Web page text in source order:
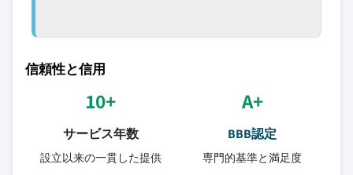
信頼性と信用
10+
サービス年数
設立以来の一貫した提供
A+
BBB認定
専門的基準と満足度